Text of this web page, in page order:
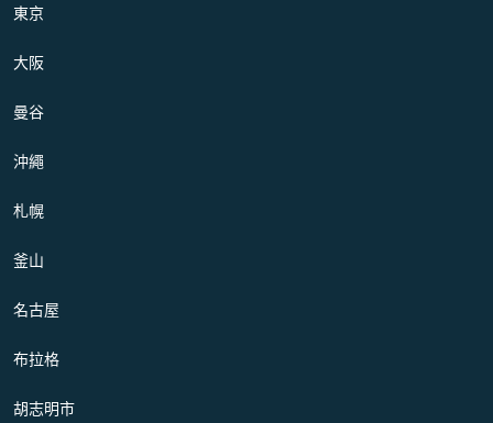
東京
大阪
曼谷
沖繩
札幌
釜山
名古屋
布拉格
胡志明市